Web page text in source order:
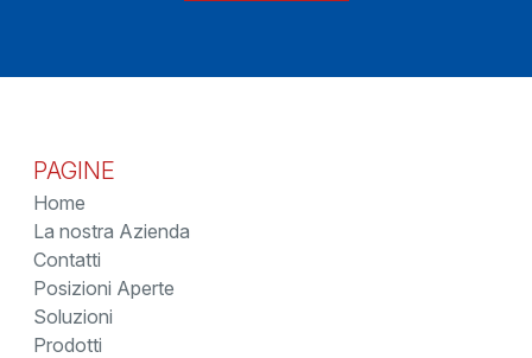
PAGINE
Home
La nostra Azienda
Contatti
Posizioni Aperte
Soluzioni
Prodotti